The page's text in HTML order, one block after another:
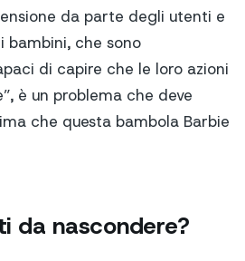
da parte degli utenti e
bambini, che sono
di capire che le loro azioni
è un problema che deve
che questa bambola Barbie
da nascondere?